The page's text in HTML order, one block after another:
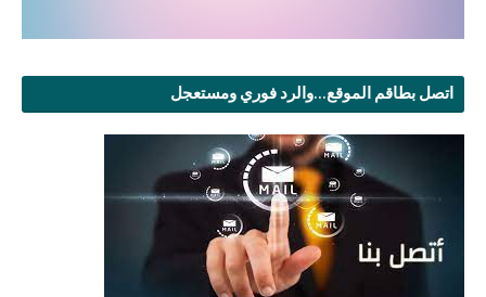
اتصل بطاقم الموقع...والرد فوري ومستعجل